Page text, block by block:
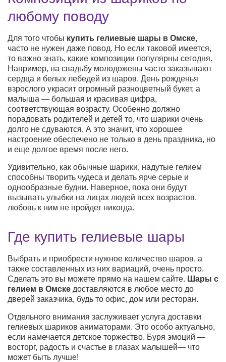
любому поводу
Для того чтобы купить гелиевые шары в Омске,
часто не нужен даже повод. Но если таковой имеется,
то важно знать, какие композиции популярны сегодня.
Например, на свадьбу молодожены часто заказывают
сердца и белых лебедей из шаров. День рожденья
взрослого украсит огромный разноцветный букет, а
малыша — большая и красивая цифра,
соответствующая возрасту. Особенно должно
порадовать родителей и детей то, что шарики очень
долго не сдуваются. А это значит, что хорошее
настроение обеспечено не только в день праздника, но
и еще долгое время после него.
Удивительно, как обычные шарики, надутые гелием
способны творить чудеса и делать ярче серые и
однообразные будни. Наверное, пока они будут
вызывать улыбки на лицах людей всех возрастов,
любовь к ним не пройдет никогда.
Где купить гелиевые шары
Выбрать и приобрести нужное количество шаров, а
также составленных из них вариаций, очень просто.
Сделать это вы можете прямо на нашем сайте. Шары с
гелием в Омске доставляются в любое место до
дверей заказчика, будь то офис, дом или ресторан.
Отдельного внимания заслуживает услуга доставки
гелиевых шариков аниматорами. Это особо актуально,
если намечается детское торжество. Буря эмоций —
восторг, радость и счастье в глазах малышей— что
может быть лучше!